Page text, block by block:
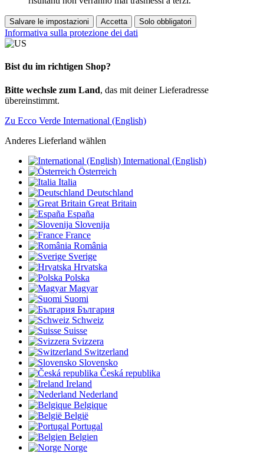
Salvare le impostazioni Accetta Solo obbligatori
Informativa sulla protezione dei dati
Bist du im richtigen Shop?
Bitte wechsle zum Land, das mit deiner Lieferadresse
übereinstimmt.
Zu Ecco Verde International (English)
Anderes Lieferland wählen
International (English)
Österreich
Italia
Deutschland
Great Britain
España
Slovenija
France
România
Sverige
Hrvatska
Polska
Magyar
Suomi
България
Schweiz
Suisse
Svizzera
Switzerland
Slovensko
Česká republika
Ireland
Nederland
Belgique
België
Portugal
Belgien
Norge